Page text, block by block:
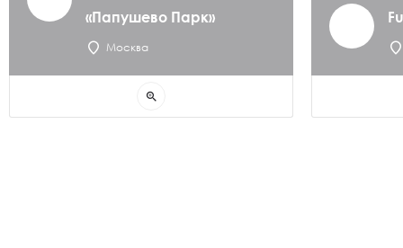
«Папушево Парк»
Москва
zoom_in